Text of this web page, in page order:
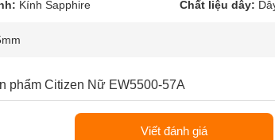
Kính Sapphire Chất liệu dây:
phẩm Citizen Nữ EW5500-57A
Viết đánh giá